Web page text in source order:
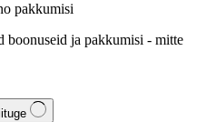
pakkumisi
boonuseid ja pakkumisi - mitte